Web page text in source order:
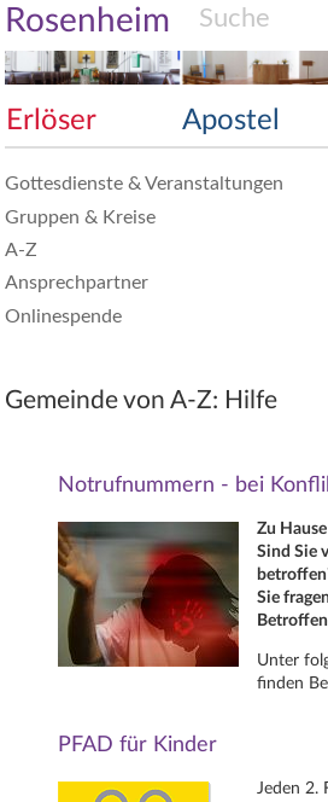
Rosenheim
Erlöser Apostel
Gottesdienste & Veranstaltungen
Gruppen & Kreise
A-Z
Ansprechpartner
Onlinespende
Gemeinde von A-Z: Hilfe
Notrufnummern - bei
Zu
Sind Sie
Sie
Unter
finden
PFAD für Kinder
Jeden 2.